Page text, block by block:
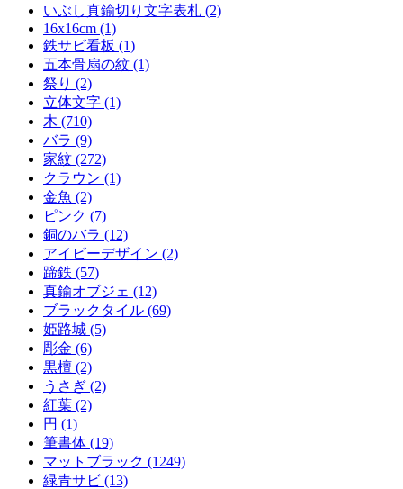
いぶし真鍮切り文字表札 (2)
16x16cm (1)
鉄サビ看板 (1)
五本骨扇の紋 (1)
祭り (2)
立体文字 (1)
木 (710)
バラ (9)
家紋 (272)
クラウン (1)
金魚 (2)
ピンク (7)
銅のバラ (12)
アイビーデザイン (2)
蹄鉄 (57)
真鍮オブジェ (12)
ブラックタイル (69)
姫路城 (5)
彫金 (6)
黒檀 (2)
うさぎ (2)
紅葉 (2)
円 (1)
筆書体 (19)
マットブラック (1249)
緑青サビ (13)